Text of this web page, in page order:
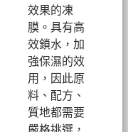
效果的凍
膜。具有高
效鎖水，加
強保濕的效
用，因此原
料、配方、
質地都需要
嚴格挑選，